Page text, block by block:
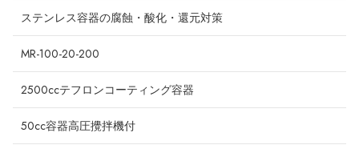
ステンレス容器の腐蝕・酸化・還元対策
MR-100-20-200
2500ccテフロンコーティング容器
50cc容器高圧攪拌機付